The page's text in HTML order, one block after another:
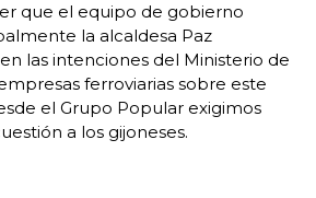
que el equipo de gobierno
la alcaldesa Paz
las intenciones del Ministerio de
ferroviarias sobre este
el Grupo Popular exigimos
a los gijoneses.